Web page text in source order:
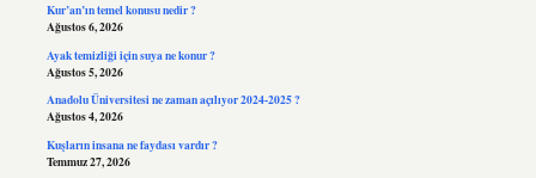
Kur’an’ın temel konusu nedir ?
Ağustos 6, 2026
Ayak temizliği için suya ne konur ?
Ağustos 5, 2026
Anadolu Üniversitesi ne zaman açılıyor 2024-2025 ?
Ağustos 4, 2026
Kuşların insana ne faydası vardır ?
Temmuz 27, 2026